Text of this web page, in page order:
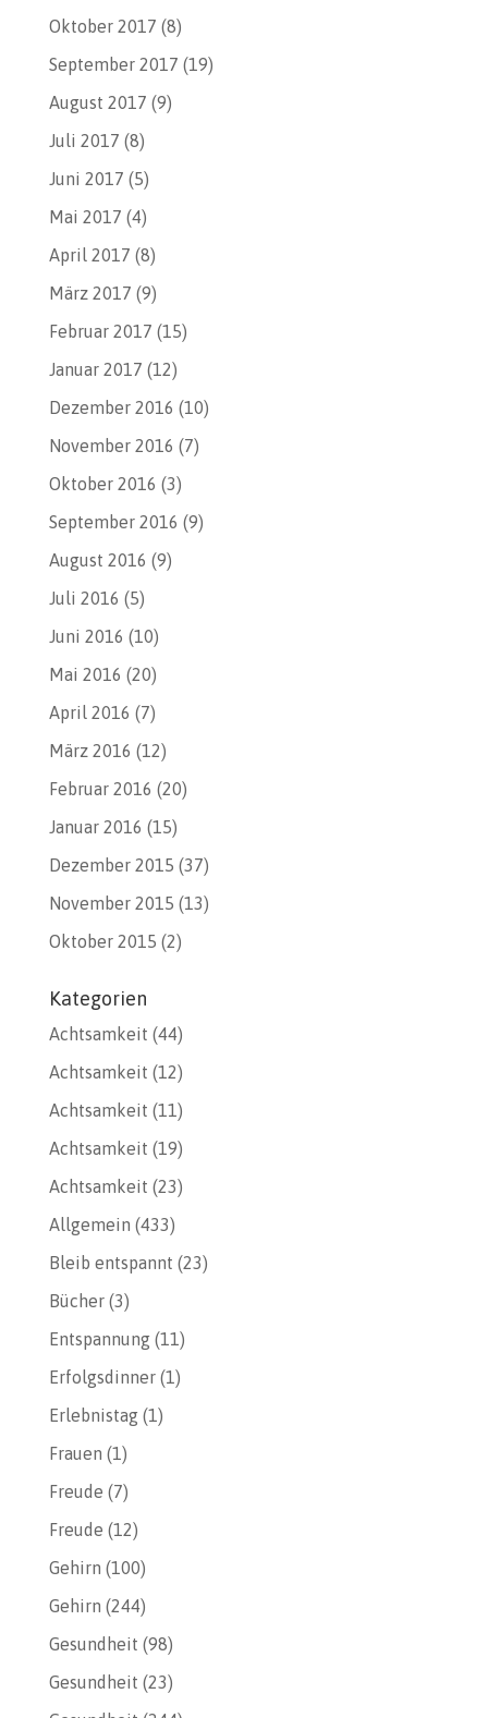
Oktober 2017 (8)
September 2017 (19)
August 2017 (9)
Juli 2017 (8)
Juni 2017 (5)
Mai 2017 (4)
April 2017 (8)
März 2017 (9)
Februar 2017 (15)
Januar 2017 (12)
Dezember 2016 (10)
November 2016 (7)
Oktober 2016 (3)
September 2016 (9)
August 2016 (9)
Juli 2016 (5)
Juni 2016 (10)
Mai 2016 (20)
April 2016 (7)
März 2016 (12)
Februar 2016 (20)
Januar 2016 (15)
Dezember 2015 (37)
November 2015 (13)
Oktober 2015 (2)
Kategorien
Achtsamkeit (44)
Achtsamkeit (12)
Achtsamkeit (11)
Achtsamkeit (19)
Achtsamkeit (23)
Allgemein (433)
Bleib entspannt (23)
Bücher(3)
Entspannung(11)
Erfolgsdinner(1)
Erlebnistag(1)
Frauen (1)
Freude (7)
Freude (12)
Gehirn (100)
Gehirn (244)
Gesundheit (98)
Gesundheit (23)